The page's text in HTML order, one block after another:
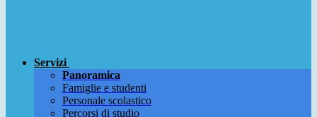
Servizi
Panoramica
Famiglie e studenti
Personale scolastico
Percorsi di studio